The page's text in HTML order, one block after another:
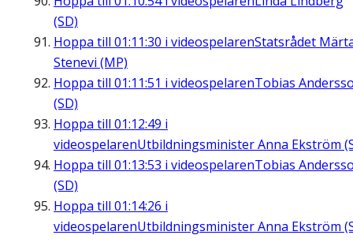
(SD)
Hoppa till 01:11:30 i videospelarenStatsrådet
Stenevi (MP)
Hoppa till 01:11:51 i videospelarenTobias
(SD)
Hoppa till 01:12:49 i
videospelarenUtbildningsminister Anna Ekström
Hoppa till 01:13:53 i videospelarenTobias
(SD)
Hoppa till 01:14:26 i
videospelarenUtbildningsminister Anna Ekström